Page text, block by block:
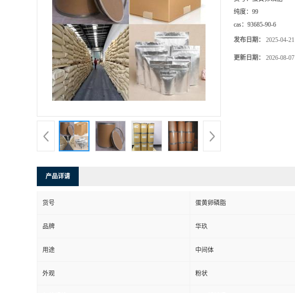
纯度： 99
cas： 93685-90-6
发布日期： 2025-04-21
更新日期： 2026-08-07
产品详请
货号 蛋黄卵磷脂
品牌 华玖
用途 中间体
外观 粉状